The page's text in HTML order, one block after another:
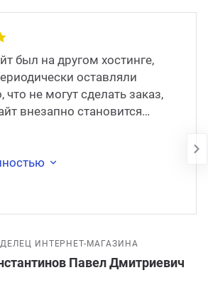
был на другом хостинге,
оставляли
не могут сделать заказ,
внезапно становится
ИНТЕРНЕТ-МАГАЗИНА
Павел Дмитриевич